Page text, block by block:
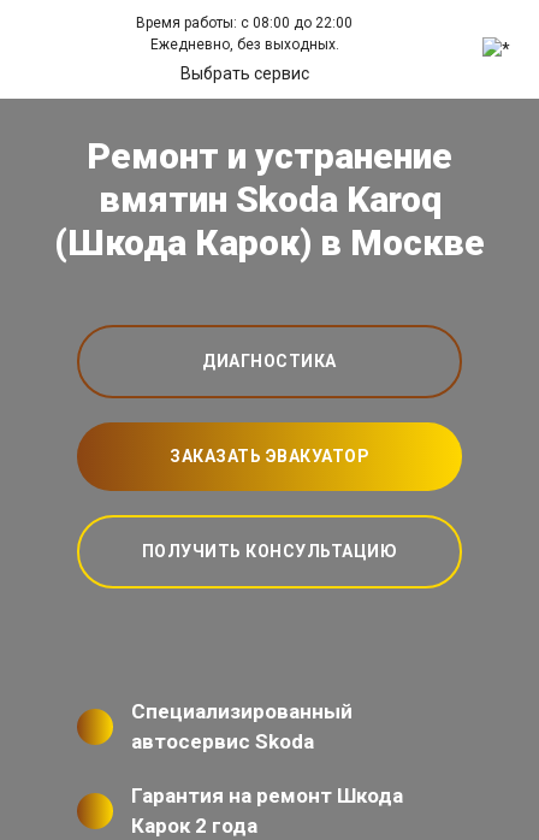
Время работы: с 08:00 до 22:00
Ежедневно, без выходных.
Выбрать сервис
Ремонт и устранение
вмятин Skoda Karoq
(Шкода Карок) в Москве
ДИАГНОСТИКА
ЗАКАЗАТЬ ЭВАКУАТОР
ПОЛУЧИТЬ КОНСУЛЬТАЦИЮ
Специализированный
автосервис Skoda
Гарантия на ремонт Шкода
Карок 2 года